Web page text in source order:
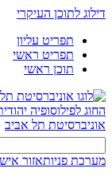
דילוג לתוכן העיקרי
תפריט עליון
תפריט ראשי
תוכן ראשי
החוג לפילוסופיה
אוניברסיטת תל אביב
מערכת פניותאזור